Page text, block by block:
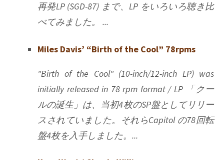
再発LP (SGD-87) まで、LP をいろいろ聴き比
べてみました。 ...
Miles Davis’ “Birth of the Cool” 78rpms
"Birth of the Cool" (10-inch/12-inch LP) was
initially released in 78 rpm format / LP 「クー
ルの誕生」は、当初4枚のSP盤としてリリー
スされていました。それらCapitol の78回転
盤4枚を入手しました。...